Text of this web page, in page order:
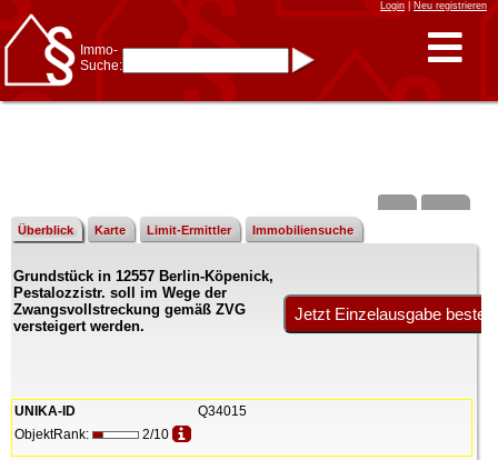
Login| Neu registrieren
Immo-
Suche:
z.B.:15 Frankfurtfür
Frankfurt/Oder
und6 Frankfurtfür Frankfurt
Immobiliensuche
nach Kreis
nach Amtsgericht
Überblick Karte Limit-Ermittler Immobiliensuche
Grundstück in 12557 Berlin-Köpenick,
Pestalozzistr. soll im Wege der
Zwangsvollstreckung gemäß ZVG
versteigert werden.
UNIKA-ID
Q34015
ObjektRank:
2/10